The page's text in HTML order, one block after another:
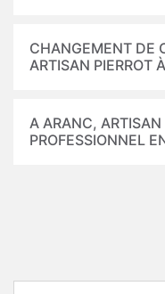
CHANGEMENT DE
ARTISAN PIERROT
A ARANC, ARTISAN
PROFESSIONNEL